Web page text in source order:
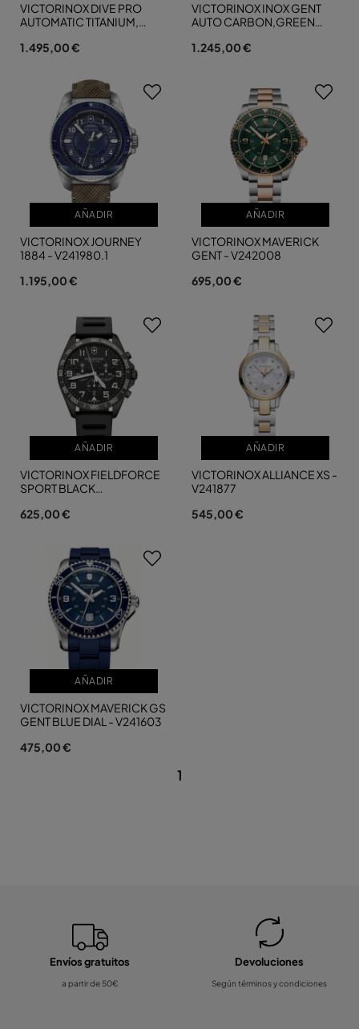
VICTORINOX DIVE PRO
AUTOMATIC TITANIUM,
1.495,00 €
VICTORINOX INOX GENT
AUTO CARBON,GREEN
1.245,00 €
AÑADIR
VICTORINOX JOURNEY
1884 - V241980.1
1.195,00 €
AÑADIR
VICTORINOX MAVERICK
GENT - V242008
695,00 €
AÑADIR
VICTORINOX FIELDFORCE
SPORT BLACK
625,00 €
AÑADIR
VICTORINOX ALLIANCE XS -
V241877
545,00 €
AÑADIR
VICTORINOX MAVERICK GS
GENT BLUE DIAL - V241603
475,00 €
1
Envíos gratuitos
a partir de 50€
Devoluciones
Según términos y condiciones